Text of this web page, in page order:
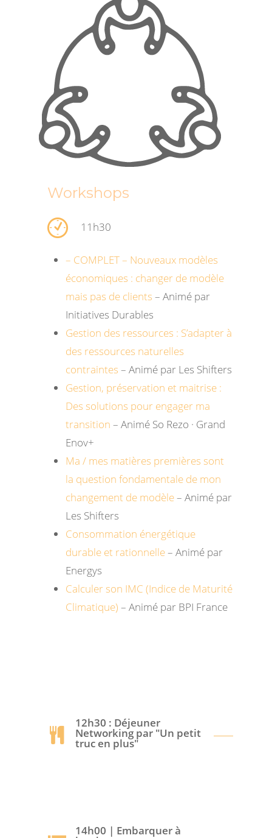
Workshops
11h30
– COMPLET – Nouveaux modèles
économiques : changer de modèle
mais pas de clients – Animé par
Initiatives Durables
Gestion des ressources : S’adapter à
des ressources naturelles
contraintes – Animé par Les Shifters
Gestion, préservation et maitrise :
Des solutions pour engager ma
transition – Animé So Rezo · Grand
Enov+
Ma / mes matières premières sont
la question fondamentale de mon
changement de modèle– Animé par
Les Shifters
Consommation énergétique
durable et rationnelle– Animé par
Energys
Calculer son IMC (Indice de Maturité
Climatique) – Animé par BPI France
12h30 : Déjeuner
Networking par "Un petit
truc en plus"
14h00 | Embarquer à